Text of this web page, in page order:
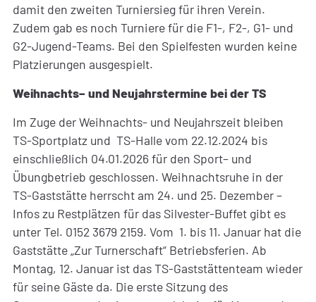
damit den zweiten Turniersieg für ihren Verein.
Zudem gab es noch Turniere für die F1-, F2-, G1- und
G2-Jugend-Teams. Bei den Spielfesten wurden keine
Platzierungen ausgespielt.
Weihnachts– und Neujahrstermine bei der TS
Im Zuge der Weihnachts- und Neujahrszeit bleiben
TS-Sportplatz und TS-Halle vom 22.12.2024 bis
einschließlich 04.01.2026 für den Sport– und
Übungbetrieb geschlossen. Weihnachtsruhe in der
TS-Gaststätte herrscht am 24. und 25. Dezember –
Infos zu Restplätzen für das Silvester-Buffet gibt es
unter Tel. 0152 3679 2159. Vom 1. bis 11. Januar hat die
Gaststätte „Zur Turnerschaft“ Betriebsferien. Ab
Montag, 12. Januar ist das TS-Gaststättenteam wieder
für seine Gäste da. Die erste Sitzung des